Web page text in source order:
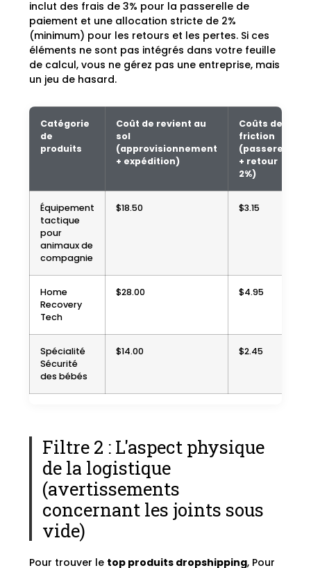
inclut des frais de 3% pour la passerelle de
paiement et une allocation stricte de 2%
(minimum) pour les retours et les pertes. Si ces
éléments ne sont pas intégrés dans votre feuille
de calcul, vous ne gérez pas une entreprise, mais
un jeu de hasard.
Catégorie
de
produits
Coût de revient au
sol
(approvisionnement
+ expédition)
Coûts de
friction
(passerelle
+ retour
2%)
Équipement
tactique
pour
animaux de
compagnie
$18.50 $3.15
Home
Recovery
Tech
$28.00 $4.95
Spécialité
Sécurité
des bébés
$14.00 $2.45
Filtre 2 : L'aspect physique
de la logistique
(avertissements
concernant les joints sous
vide)
Pour trouver le top produits dropshipping, Pour